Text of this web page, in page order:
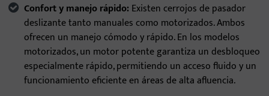
Confort y manejo rápido: Existen cerrojos de pasador
deslizante tanto manuales como motorizados. Ambos
ofrecen un manejo cómodo y rápido. En los modelos
motorizados, un motor potente garantiza un desbloqueo
especialmente rápido, permitiendo un acceso fluido y un
funcionamiento eficiente en áreas de alta afluencia.